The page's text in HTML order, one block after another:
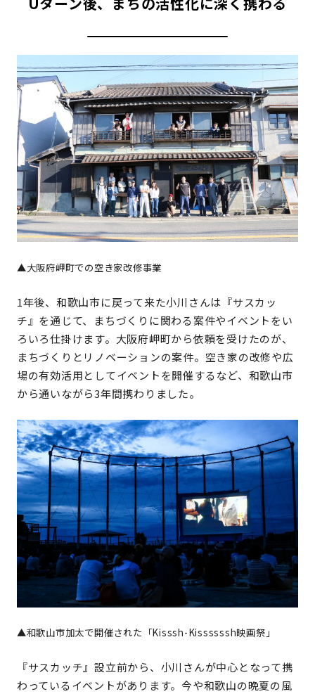
▲大阪府岬町での空き家改修事業
1年後、和歌山市に戻って来た小川さんは『サスカッ
チ』を通じて、まちづくりに関わる案件やイベントをい
ろいろ仕掛けます。大阪府岬町から依頼を受けたのが、
まちづくりとリノベーションの案件。空き家の改修や広
場の有効活用としてイベントを開催するなど、和歌山市
から通いながら3年間携わりました。
▲和歌山市加太で開催された「Kisssh-Kissssssh映画祭」
『サスカッチ』設立前から、小川さんが中心となって携
わっているイベントがあります。今や和歌山の晩夏の風